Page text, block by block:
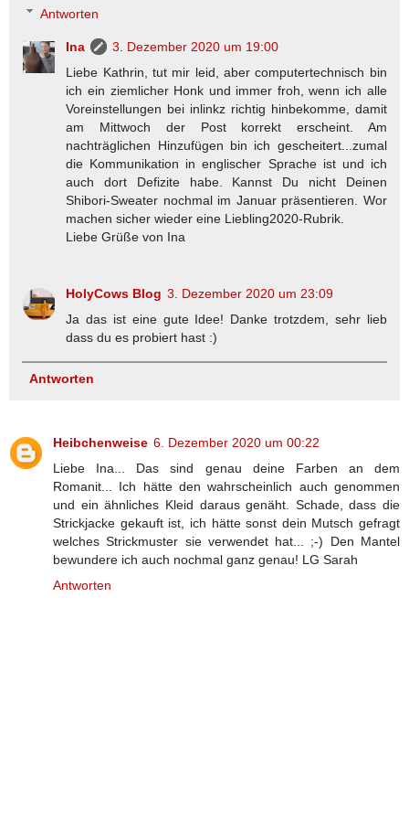
Antworten
Ina
3. Dezember 2020 um 19:00
Liebe Kathrin, tut mir leid, aber computertechnisch bin
ich ein ziemlicher Honk und immer froh, wenn ich alle
Voreinstellungen bei inlinkz richtig hinbekomme, damit
am Mittwoch der Post korrekt erscheint. Am
nachträglichen Hinzufügen bin ich gescheitert...zumal
die Kommunikation in englischer Sprache ist und ich
auch dort Defizite habe. Kannst Du nicht Deinen
Shibori-Sweater nochmal im Januar präsentieren. Wor
machen sicher wieder eine Liebling2020-Rubrik.
Liebe Grüße von Ina
HolyCows Blog 3. Dezember 2020 um 23:09
Ja das ist eine gute Idee! Danke trotzdem, sehr lieb
dass du es probiert hast :)
Antworten
Heibchenweise 6. Dezember 2020 um 00:22
Liebe Ina... Das sind genau deine Farben an dem
Romanit... Ich hätte den wahrscheinlich auch genommen
und ein ähnliches Kleid daraus genäht. Schade, dass die
Strickjacke gekauft ist, ich hätte sonst dein Mutsch gefragt
welches Strickmuster sie verwendet hat... ;-) Den Mantel
bewundere ich auch nochmal ganz genau! LG Sarah
Antworten